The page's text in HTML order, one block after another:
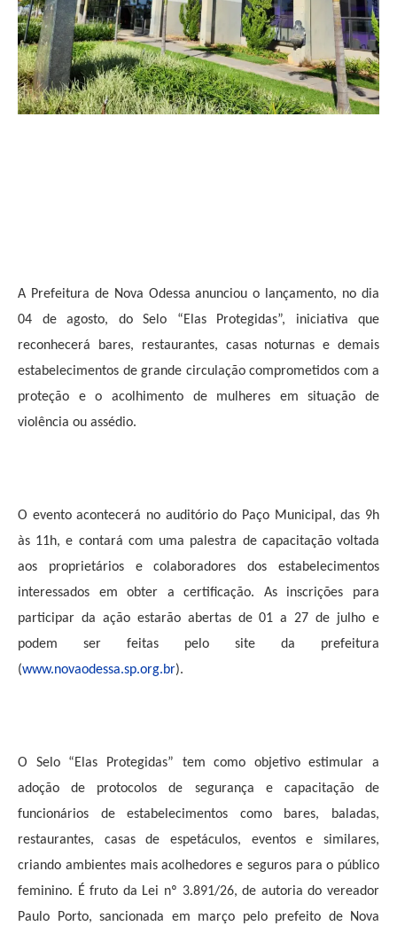
A Prefeitura de Nova Odessa anunciou o lançamento, no dia
04 de agosto, do Selo “Elas Protegidas”, iniciativa que
reconhecerá bares, restaurantes, casas noturnas e demais
estabelecimentos de grande circulação comprometidos com a
proteção e o acolhimento de mulheres em situação de
violência ou assédio.
O evento acontecerá no auditório do Paço Municipal, das 9h
às 11h, e contará com uma palestra de capacitação voltada
aos proprietários e colaboradores dos estabelecimentos
interessados em obter a certificação. As inscrições para
participar da ação estarão abertas de 01 a 27 de julho e
podem ser feitas pelo site da prefeitura
(www.novaodessa.sp.org.br).
O Selo “Elas Protegidas” tem como objetivo estimular a
adoção de protocolos de segurança e capacitação de
funcionários de estabelecimentos como bares, baladas,
restaurantes, casas de espetáculos, eventos e similares,
criando ambientes mais acolhedores e seguros para o público
feminino. É fruto da Lei nº 3.891/26, de autoria do vereador
Paulo Porto, sancionada em março pelo prefeito de Nova